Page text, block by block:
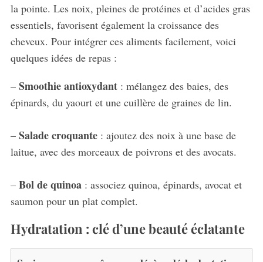
la pointe. Les noix, pleines de protéines et d’acides gras
essentiels, favorisent également la croissance des
cheveux. Pour intégrer ces aliments facilement, voici
quelques idées de repas :
– Smoothie antioxydant: mélangez des baies, des
épinards, du yaourt et une cuillère de graines de lin.
– Salade croquante: ajoutez des noix à une base de
laitue, avec des morceaux de poivrons et des avocats.
– Bol de quinoa: associez quinoa, épinards, avocat et
saumon pour un plat complet.
Hydratation : clé d’une beauté éclatante